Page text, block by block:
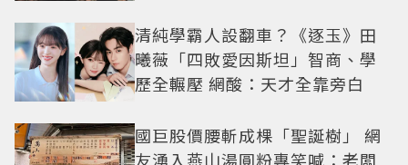
清純學霸人設翻車？《逐玉》田
曦薇「四敗愛因斯坦」智商、學
歷全輾壓 網酸：天才全靠旁白
國巨股價腰斬成棵「聖誕樹」 網
友湧入燕山湯圓粉專笑喊：老闆